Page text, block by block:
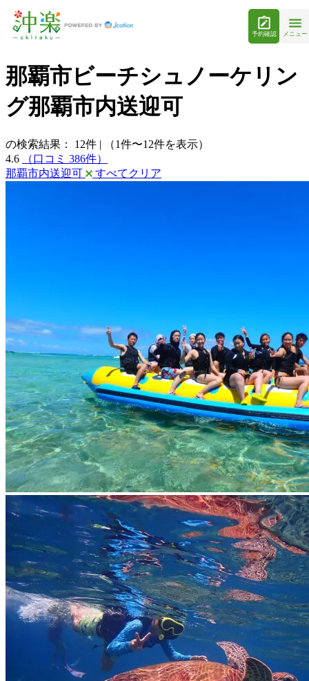
予約確認 メニュー
那覇市ビーチシュノーケリン
グ那覇市内送迎可
の検索結果： 12件 |
（1件〜12件を表示）
4.6
（口コミ 386件）
那覇市内送迎可
すべてクリア